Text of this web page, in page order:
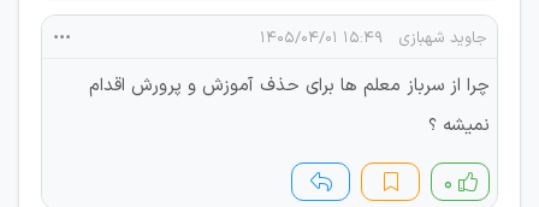
جاوید شهبازی ۱۵:۴۹ ۱۴۰۵/۰۴/۰۱
چرا از سرباز معلم ها برای حذف آموزش و پرورش اقدام
نمیشه ؟
۰